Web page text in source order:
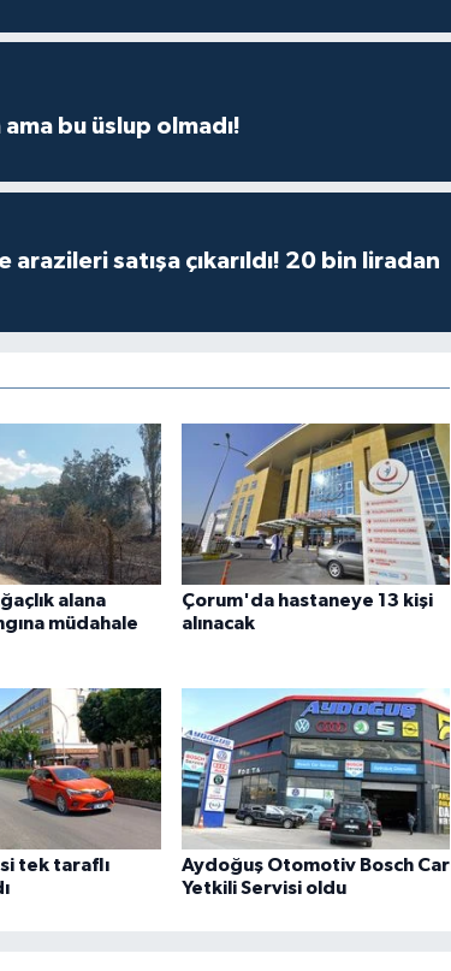
bu üslup olmadı!
arazileri satışa çıkarıldı! 20 bin liradan
alana
müdahale
Çorum'da hastaneye 13 kişi
alınacak
tek taraflı
Aydoğuş Otomotiv Bosch Car
Yetkili Servisi oldu